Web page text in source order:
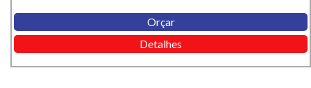
Orçar
Detalhes